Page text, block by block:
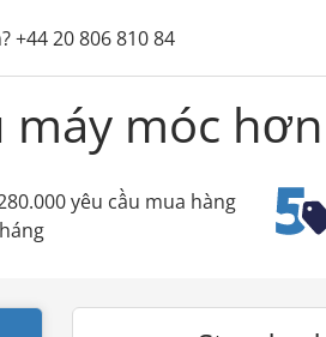
+44 20 806 810 84
máy móc
yêu cầu mua hàng